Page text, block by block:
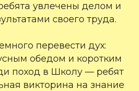
увлечены делом и
своего труда.
перевести дух:
обедом и коротким
поход в Школу — ребят
викторина на знание